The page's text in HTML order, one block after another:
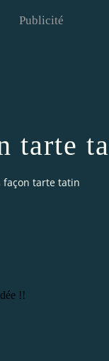
Publicité
tarte
façon tarte tatin
!!